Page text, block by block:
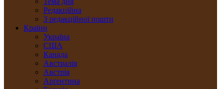
Редакційна
З редакційної пошти
Країни
Україна
США
Канада
Австралія
Австрія
Арґентина